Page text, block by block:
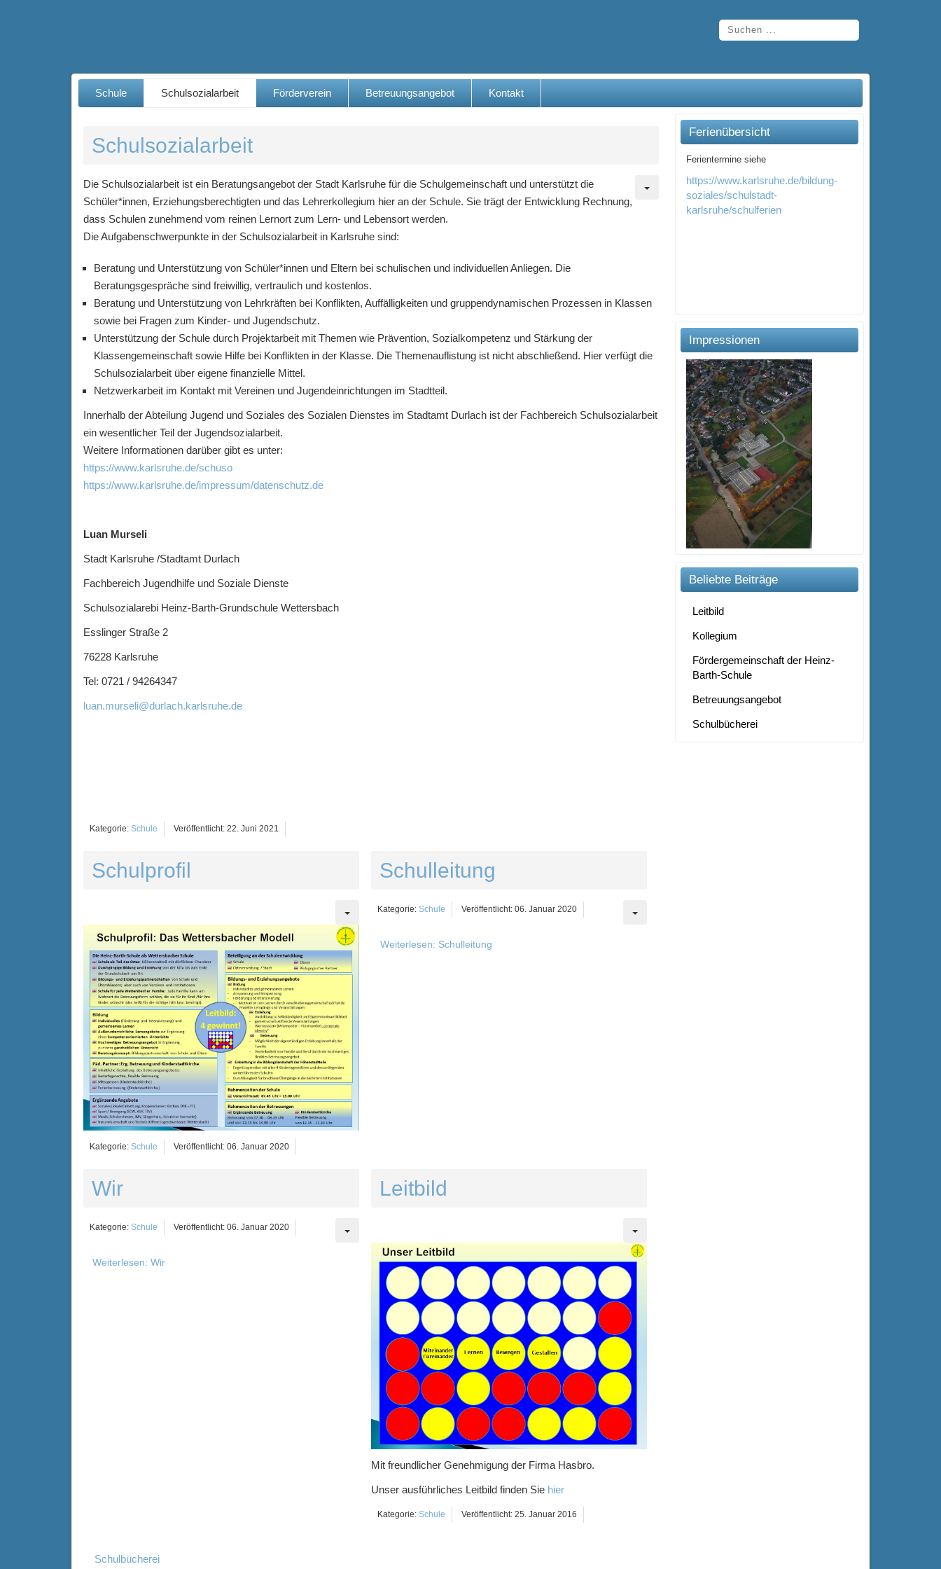
Schule Schulsozialarbeit Förderverein Betreuungsangebot Kontakt
Schulsozialarbeit
Die Schulsozialarbeit ist ein Beratungsangebot der Stadt Karlsruhe für die Schulgemeinschaft und unterstützt die
Schüler*innen, Erziehungsberechtigten und das Lehrerkollegium hier an der Schule. Sie trägt der Entwicklung Rechnung,
dass Schulen zunehmend vom reinen Lernort zum Lern- und Lebensort werden.
Die Aufgabenschwerpunkte in der Schulsozialarbeit in Karlsruhe sind:
Beratung und Unterstützung von Schüler*innen und Eltern bei schulischen und individuellen Anliegen. Die
Beratungsgespräche sind freiwillig, vertraulich und kostenlos.
Beratung und Unterstützung von Lehrkräften bei Konflikten, Auffälligkeiten und gruppendynamischen Prozessen in Klassen
sowie bei Fragen zum Kinder- und Jugendschutz.
Unterstützung der Schule durch Projektarbeit mit Themen wie Prävention, Sozialkompetenz und Stärkung der
Klassengemeinschaft sowie Hilfe bei Konflikten in der Klasse. Die Themenauflistung ist nicht abschließend. Hier verfügt die
Schulsozialarbeit über eigene finanzielle Mittel.
Netzwerkarbeit im Kontakt mit Vereinen und Jugendeinrichtungen im Stadtteil.
Innerhalb der Abteilung Jugend und Soziales des Sozialen Dienstes im Stadtamt Durlach ist der Fachbereich Schulsozialarbeit
ein wesentlicher Teil der Jugendsozialarbeit.
Weitere Informationen darüber gibt es unter:
https://www.karlsruhe.de/schuso
https://www.karlsruhe.de/impressum/datenschutz.de
Luan Murseli
Stadt Karlsruhe /Stadtamt Durlach
Fachbereich Jugendhilfe und Soziale Dienste
Schulsozialarebi Heinz-Barth-Grundschule Wettersbach
Esslinger Straße 2
76228 Karlsruhe
Tel: 0721 / 94264347
luan.murseli@durlach.karlsruhe.de
Kategorie: Schule Veröffentlicht: 22. Juni 2021
Schulprofil
Kategorie: Schule Veröffentlicht: 06. Januar 2020
Schulleitung
Kategorie: Schule Veröffentlicht: 06. Januar 2020
Weiterlesen: Schulleitung
Wir
Kategorie: Schule Veröffentlicht: 06. Januar 2020
Weiterlesen: Wir
Leitbild
Mit freundlicher Genehmigung der Firma Hasbro.
Unser ausführliches Leitbild finden Sie hier
Kategorie: Schule Veröffentlicht: 25. Januar 2016
Schulbücherei
Ferienübersicht
Ferientermine siehe
https://www.karlsruhe.de/bildung-
soziales/schulstadt-
karlsruhe/schulferien
Impressionen
Beliebte Beiträge
Leitbild
Kollegium
Fördergemeinschaft der Heinz-
Barth-Schule
Betreuungsangebot
Schulbücherei